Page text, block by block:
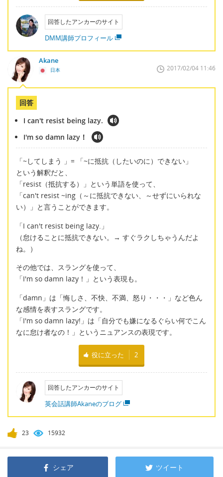
回答したアンカーのサイト
DMM講師プロフィール
Akane
日本 2017/02/04 11:46
回答
I can't resist being lazy.
I'm so damn lazy！
「~してしまう 」= 「~に抵抗（したいのに）できない」
という解釈だと、
「resist（抵抗する）」という単語を使って、
「can't resist ~ing（～に抵抗できない、～せずにいられな
い）」と言うことができます。
「I can't resist being lazy.」
（怠けることに抵抗できない。→ すぐラクしちゃうんだよ
ね。）
その他では、スラングを使って、
「I'm so damn lazy！」という表現も。
「damn」は「悔しさ、不快、不満、怒り・・・」など色ん
な感情を表すスラングです。
「I'm so damn lazy!」は「自分でも嫌になるぐらい何でこん
なに怠け者なの！」というニュアンスの表現です。
役に立った 2
回答したアンカーのサイト
英会話講師Akaneのブログ
23 15932
シェア ツイート